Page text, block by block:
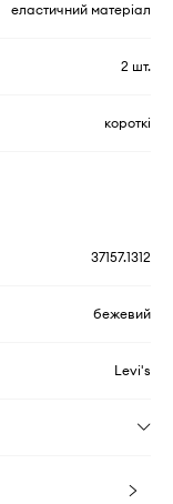
еластичний матеріал
2 шт.
короткі
37157.1312
бежевий
Levi's